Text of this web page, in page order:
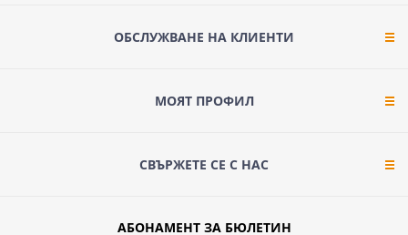
ОБСЛУЖВАНЕ НА КЛИЕНТИ
МОЯТ ПРОФИЛ
СВЪРЖЕТЕ СЕ С НАС
АБОНАМЕНТ ЗА БЮЛЕТИН